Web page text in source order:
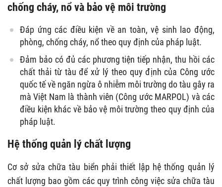
chống cháy, nổ và bảo vệ môi trường
Đáp ứng các điều kiện về an toàn, vệ sinh lao động,
phòng, chống cháy, nổ theo quy định của pháp luật.
Đảm bảo có đủ các phương tiện tiếp nhận, thu hồi các
chất thải từ tàu để xử lý theo quy định của Công ước
quốc tế về ngăn ngừa ô nhiễm môi trường do tàu gây ra
mà Việt Nam là thành viên (Công ước MARPOL) và các
điều kiện khác về bảo vệ môi trường theo quy định của
pháp luật.
Hệ thống quản lý chất lượng
Cơ sở sửa chữa tàu biển phải thiết lập hệ thống quản lý
chất lượng bao gồm các quy trình công việc sửa chữa tàu